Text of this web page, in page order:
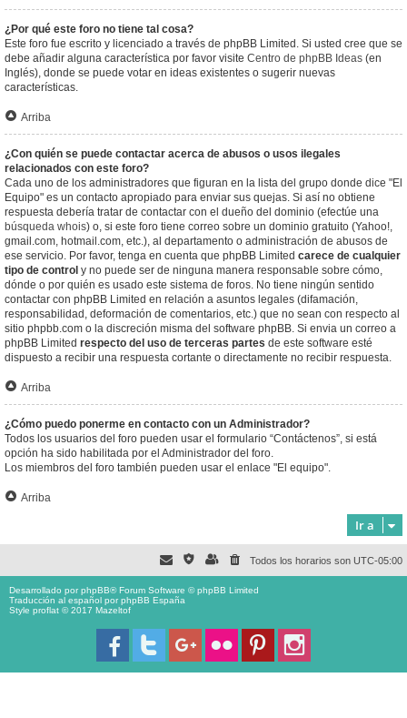
¿Por qué este foro no tiene tal cosa?
Este foro fue escrito y licenciado a través de phpBB Limited. Si usted cree que se
debe añadir alguna característica por favor visite Centro de phpBB Ideas (en
Inglés), donde se puede votar en ideas existentes o sugerir nuevas
características.
Arriba
¿Con quién se puede contactar acerca de abusos o usos ilegales
relacionados con este foro?
Cada uno de los administradores que figuran en la lista del grupo donde dice "El
Equipo" es un contacto apropiado para enviar sus quejas. Si así no obtiene
respuesta debería tratar de contactar con el dueño del dominio (efectúe una
búsqueda whois) o, si este foro tiene correo sobre un dominio gratuito (Yahoo!,
gmail.com, hotmail.com, etc.), al departamento o administración de abusos de
ese servicio. Por favor, tenga en cuenta que phpBB Limited carece de cualquier
tipo de control y no puede ser de ninguna manera responsable sobre cómo,
dónde o por quién es usado este sistema de foros. No tiene ningún sentido
contactar con phpBB Limited en relación a asuntos legales (difamación,
responsabilidad, deformación de comentarios, etc.) que no sean con respecto al
sitio phpbb.com o la discreción misma del software phpBB. Si envia un correo a
phpBB Limited respecto del uso de terceras partes de este software esté
dispuesto a recibir una respuesta cortante o directamente no recibir respuesta.
Arriba
¿Cómo puedo ponerme en contacto con un Administrador?
Todos los usuarios del foro pueden usar el formulario “Contáctenos”, si está
opción ha sido habilitada por el Administrador del foro.
Los miembros del foro también pueden usar el enlace "El equipo".
Arriba
Ir a
Todos los horarios son UTC-05:00
Desarrollado porphpBB® Forum Software © phpBB Limited
Traducción al español porphpBB España
Style proflat © 2017 Mazeltof